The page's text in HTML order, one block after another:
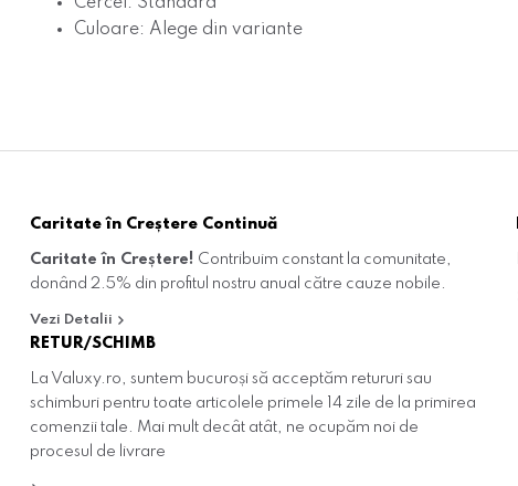
Culoare: Alege din variante
Caritate în Creștere Continuă
Caritate în Creștere! Contribuim constant la comunitate,
donând 2.5% din profitul nostru anual către cauze nobile.
Vezi Detalii
RETUR/SCHIMB
La Valuxy.ro, suntem bucuroși să acceptăm retururi sau
schimburi pentru toate articolele primele 14 zile de la primirea
comenzii tale. Mai mult decât atât, ne ocupăm noi de
procesul de livrare